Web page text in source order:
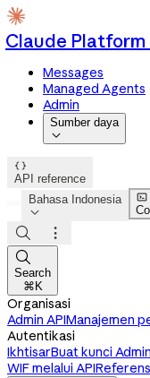
Claude Platform
Messages
Managed Agents
Admin
Sumber daya


API reference
Bahasa Indonesia





Search
⌘K
Organisasi
Admin APIManajemen
Autentikasi
IkhtisarBuat kunci
WIF melalui API